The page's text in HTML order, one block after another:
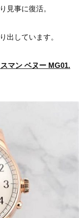
見事に復活。
出しています。
マン ベヌー MG01.